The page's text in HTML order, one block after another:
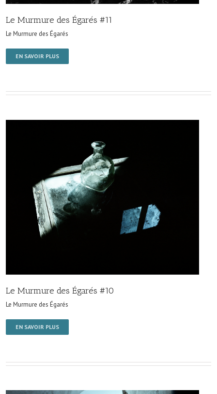
Le Murmure des Égarés #11
Le Murmure des Égarés
EN SAVOIR PLUS
Le Murmure des Égarés #10
Le Murmure des Égarés
EN SAVOIR PLUS